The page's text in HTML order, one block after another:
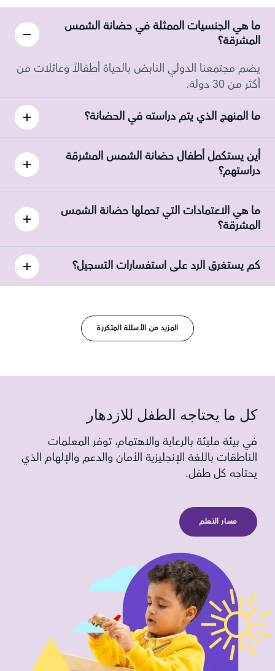
ما هي الجنسيات الممثلة في حضانة الشمس
المشرقة؟
يضم مجتمعنا الدولي النابض بالحياة أطفالاً وعائلات من
أكثر من 30 دولة.
ما المنهج الذي يتم دراسته في الحضانة؟
أين يستكمل أطفال حضانة الشمس المشرقة
دراستهم؟
ما هي الاعتمادات التي تحملها حضانة الشمس
المشرقة؟
كم يستغرق الرد على استفسارات التسجيل؟
المزيد من الأسئلة المتكررة
كل ما يحتاجه الطفل للازدهار
في بيئة مليئة بالرعاية والاهتمام، توفر المعلمات
الناطقات باللغة الإنجليزية الأمان والدعم والإلهام الذي
يحتاجه كل طفل.
مسار التعلم